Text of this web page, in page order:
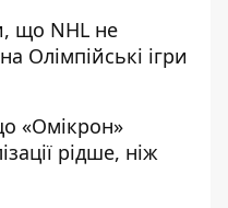
що NHL не
Олімпійські ігри
«Омікрон»
рідше, ніж